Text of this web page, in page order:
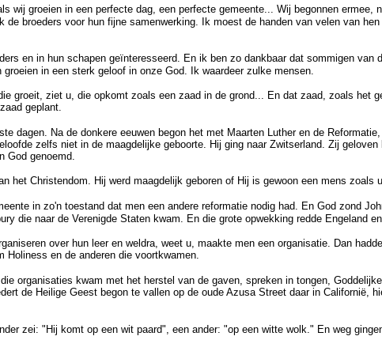
wij groeien in een perfecte dag, een perfecte gemeente... Wij begonnen
broeders voor hun fijne samenwerking. Ik moest de handen van velen van
en in hun schapen geïnteresseerd. En ik ben zo dankbaar dat sommigen
in een sterk geloof in onze God. Ik waardeer zulke mensen.
groeit, ziet u, die opkomt zoals een zaad in de grond... En dat zaad, zoals het
geplant.
dagen. Na de donkere eeuwen begon het met Maarten Luther en de
zelfs niet in de maagdelijke geboorte. Hij ging naar Zwitserland. Zij
God genoemd.
het Christendom. Hij werd maagdelijk geboren of Hij is gewoon een mens zoals
in zo'n toestand dat men een andere reformatie nodig had. En God zond
die naar de Verenigde Staten kwam. En die grote opwekking redde Engeland
over hun leer en weldra, weet u, maakte men een organisatie. Dan
en de anderen die voortkwamen.
organisaties kwam met het herstel van de gaven, spreken in tongen,
de Heilige Geest begon te vallen op de oude Azusa Street daar in Californië,
zei: "Hij komt op een wit paard", een ander: "op een witte wolk." En weg